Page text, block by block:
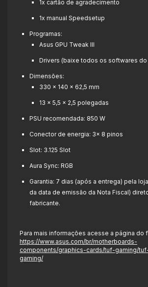
1x cartão de agradecimento
1x manual Speedsetup
Programas:
Asus GPU Tweak III
Drivers (baixe todos os softwares
Dimensões:
330 x 140 x 62,5 mm
13 x 5,5 x 2,5 polegadas
PSU recomendada: 850 W
Conector de energia: 3x 8 pinos
Slot: 3.125 Slot
Aura Sync: RGB
Garantia: 7 dias (após a entrega) pela
da data de emissão da Nota Fiscal)
fabricante.
Para mais informações acesse a página do
https://www.asus.com/br/motherboards-
components/graphics-cards/tuf-gaming/
gaming/